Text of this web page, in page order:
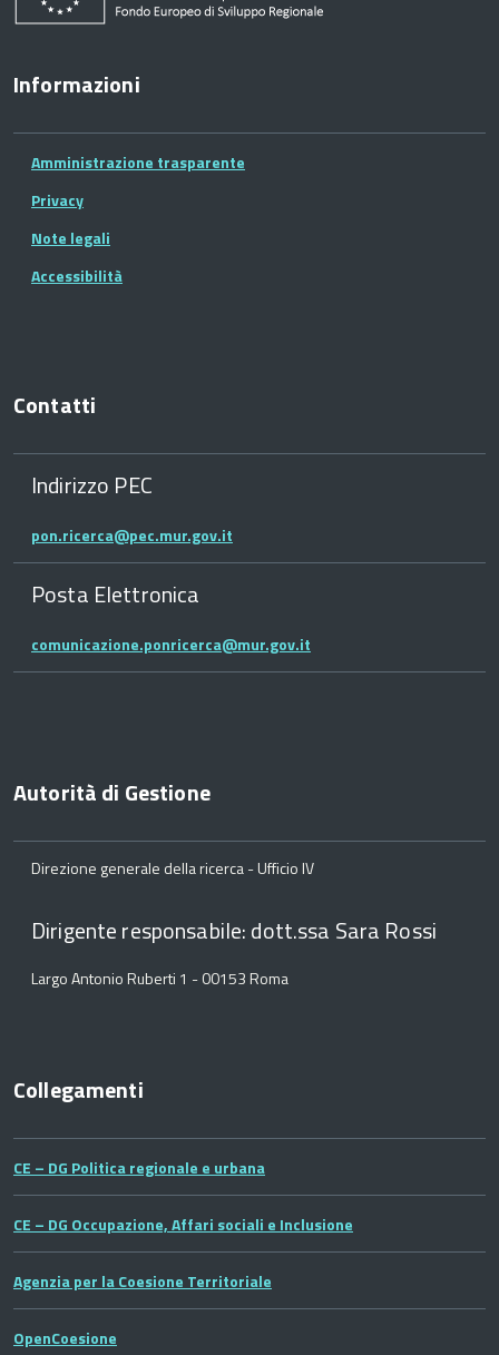
Informazioni
Amministrazione trasparente
Privacy
Note legali
Accessibilità
Contatti
Indirizzo PEC
pon.ricerca@pec.mur.gov.it
Posta Elettronica
comunicazione.ponricerca@mur.gov.it
Autorità di Gestione
Direzione generale della ricerca - Ufficio IV
Dirigente responsabile: dott.ssa Sara Rossi
Largo Antonio Ruberti 1 - 00153 Roma
Collegamenti
CE – DG Politica regionale e urbana
CE – DG Occupazione, Affari sociali e Inclusione
Agenzia per la Coesione Territoriale
OpenCoesione